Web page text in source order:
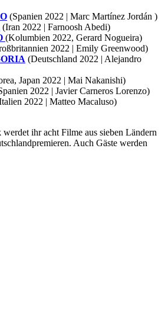
(Spanien 2022 | Marc Martínez Jordán )
(Iran 2022 | Farnoosh Abedi)
(Kolumbien 2022, Gerard Nogueira)
2022 | Emily Greenwood)
(Deutschland 2022 | Alejandro
Japan 2022 | Mai Nakanishi)
2022 | Javier Carneros Lorenzo)
2022 | Matteo Macaluso)
ihr acht Filme aus sieben Ländern
Auch Gäste werden